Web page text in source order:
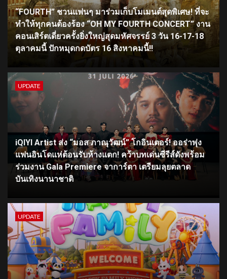
“FOURTH” ชวนแฟนๆ มาร่วมเก็บโมเมนต์สุดพิเศษ! ที่จะ
ทำให้ทุกคนต้องร้อง “OH MY FOURTH CONCERT” งาน
คอนเสิร์ตเดี่ยวครั้งยิ่งใหญ่สุดมหัศจรรย์ 3 วัน 16-17-18
ตุลาคมนี้ ปักหมุดกดบัตร 16 สิงหาคมนี้!!
UPDATE
iQIYI Artist ส่ง “มอส ภาณุวัฒน์” โกอินเตอร์! ออร่าพุ่ง
แฟนอินโดแห่ต้อนรับห้างแตก! คว้าบทเด่นซีรีส์ดังพร้อม
ร่วมงาน Gala Premiere จาการ์ตา เตรียมลุยตลาด
บันเทิงนานาชาติ
UPDATE